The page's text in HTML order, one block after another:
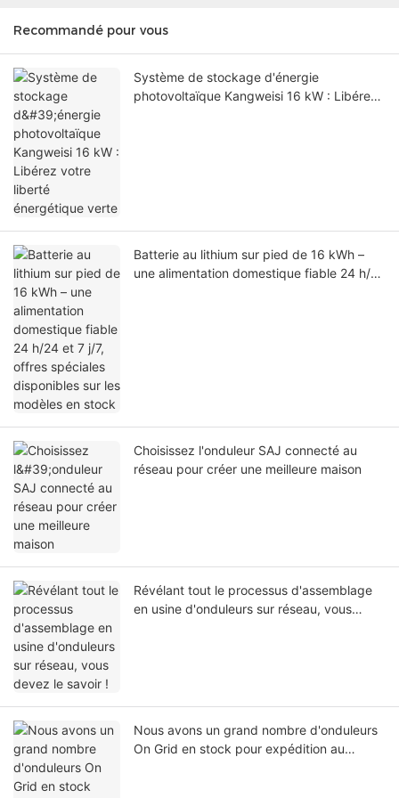
Recommandé pour vous
Système de stockage d'énergie
photovoltaïque Kangweisi 16 kW : Libérez
Batterie au lithium sur pied de 16 kWh –
une alimentation domestique fiable 24 h/24
Choisissez l'onduleur SAJ connecté au
réseau pour créer une meilleure maison
Révélant tout le processus d'assemblage
en usine d'onduleurs sur réseau, vous
Nous avons un grand nombre d'onduleurs
On Grid en stock pour expédition au